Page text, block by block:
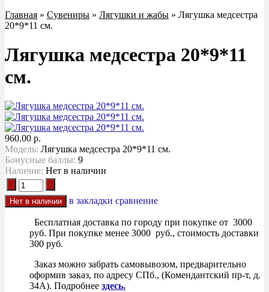
Главная » Сувениры » Лягушки и жабы » Лягушка медсестра
20*9*11 см.
Лягушка медсестра 20*9*11
см.
960.00 р.
Модель: Лягушка медсестра 20*9*11 см.
Бонусные баллы: 9
Наличие: Нет в наличии
в закладки сравнение
Бесплатная доставка по городу при покупке от 3000
руб. При покупке менее 3000 руб., стоимость доставки
300 руб.
Заказ можно забрать самовывозом, предварительно
оформив заказ, по адресу СПб., (Комендантский пр-т, д.
34А). Подробнее здесь.